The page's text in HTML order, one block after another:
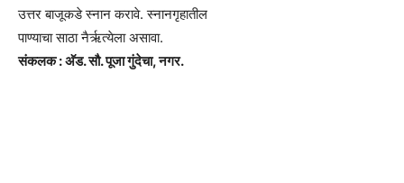
उत्तर बाजूकडे स्नान करावे. स्नानगृहातील
पाण्याचा साठा नैर्ऋत्येला असावा.
संकलक : अ‍ॅड. सौ. पूजा गुंदेचा, नगर.